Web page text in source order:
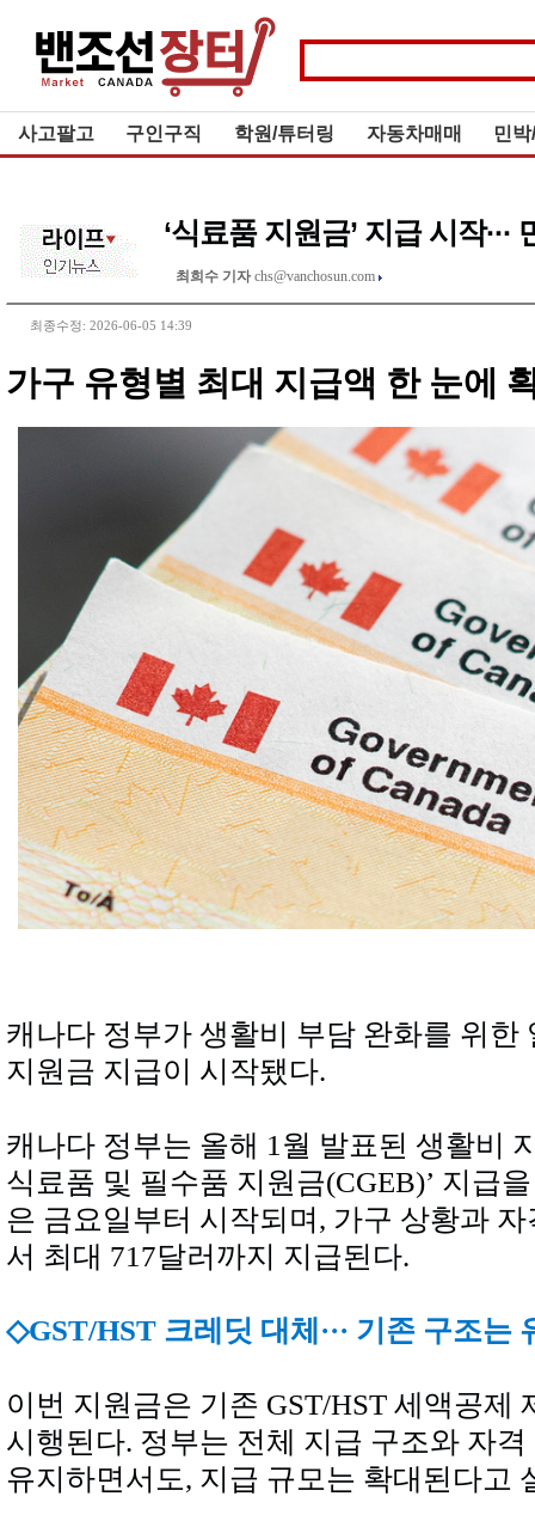
사고팔고 구인구직 학원/튜터링 자동차매매 민
‘식료품 지원금’ 지급 시작
최희수 기자 chs@vanchosun.com
최종수정: 2026-06-05 14:39
가구 유형별 최대 지급액 한 눈에
캐나다 정부가 생활비 부담 완화를 위한
지원금 지급이 시작됐다.
캐나다 정부는 올해 1월 발표된 생활비
식료품 및 필수품 지원금(CGEB)’ 지급
은 금요일부터 시작되며, 가구 상황과
서 최대 717달러까지 지급된다.
◇GST/HST 크레딧 대체··· 기존 구조는
이번 지원금은 기존 GST/HST 세액공제
시행된다. 정부는 전체 지급 구조와 자
유지하면서도, 지급 규모는 확대된다고